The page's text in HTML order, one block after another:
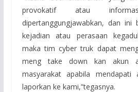
provokatif atau
dipertanggungjawabkan, dan ini
kejadian atau perasaan
maka tim cyber truk dapat
meng take down kan akun
masyarakat apabila mendapati
laporkan ke kami,”tegasnya.